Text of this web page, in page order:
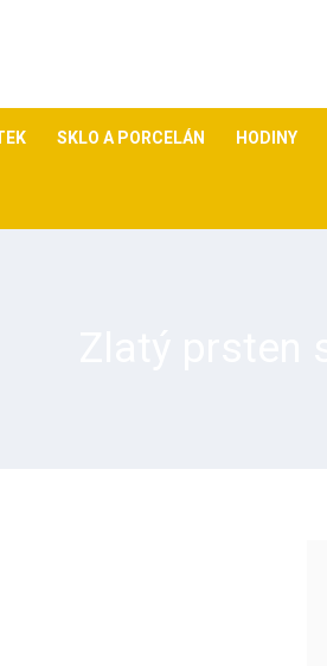
SKLO A PORCELÁN HODINY